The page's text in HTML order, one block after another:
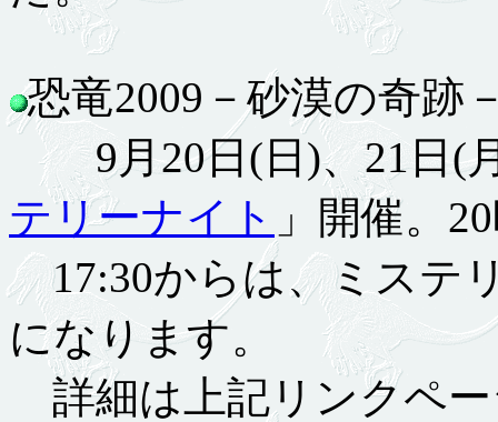
恐竜2009－砂漠の奇跡
9月20日(日)、21日(
テリーナイト 」開催。
17:30からは、ミステ
になります。
詳細は上記リンクペ